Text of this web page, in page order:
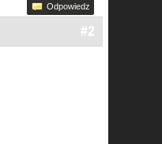
Odpowiedz
#2